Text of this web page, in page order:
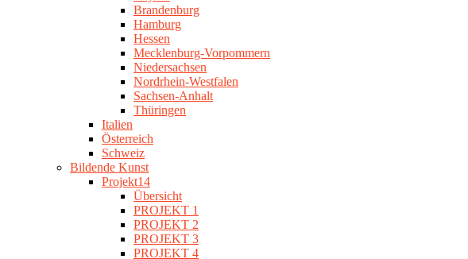
Brandenburg
Hamburg
Hessen
Mecklenburg-Vorpommern
Niedersachsen
Nordrhein-Westfalen
Sachsen-Anhalt
Thüringen
Italien
Österreich
Schweiz
Bildende Kunst
Projekt14
Übersicht
PROJEKT 1
PROJEKT 2
PROJEKT 3
PROJEKT 4